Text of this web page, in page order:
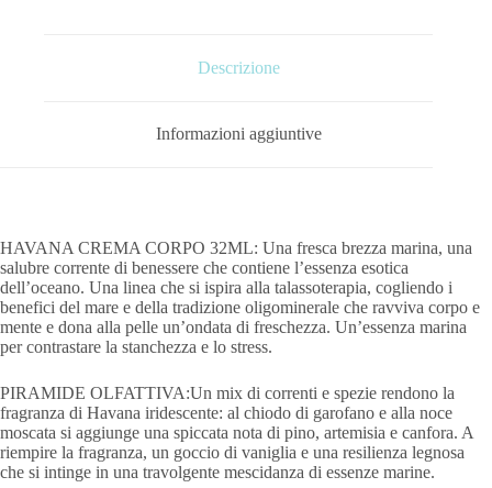
Descrizione
Informazioni aggiuntive
HAVANA CREMA CORPO 32ML: Una fresca brezza marina, una
salubre corrente di benessere che contiene l’essenza esotica
dell’oceano. Una linea che si ispira alla talassoterapia, cogliendo i
benefici del mare e della tradizione oligominerale che ravviva corpo e
mente e dona alla pelle un’ondata di freschezza. Un’essenza marina
per contrastare la stanchezza e lo stress.
PIRAMIDE OLFATTIVA:Un mix di correnti e spezie rendono la
fragranza di Havana iridescente: al chiodo di garofano e alla noce
moscata si aggiunge una spiccata nota di pino, artemisia e canfora. A
riempire la fragranza, un goccio di vaniglia e una resilienza legnosa
che si intinge in una travolgente mescidanza di essenze marine.